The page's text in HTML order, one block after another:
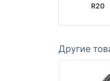
R20
Другие